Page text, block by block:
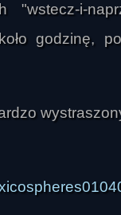
"wstecz-i-
godzinę,